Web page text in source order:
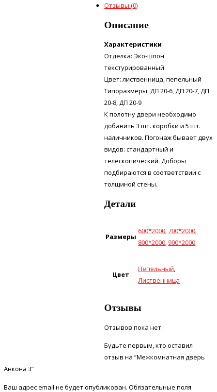
Отзывы (0)
Описание
Характеристики
Отделка: Эко-шпон
текстурированный
Цвет: лиственница, пепельный
Типоразмеры: ДП 20-6, ДП 20-7, ДП
20-8, ДП 20-9
К полотну двери необходимо
добавить 3 шт. коробки и 5 шт.
наличников. Погонаж бывает двух
видов: стандартный и
телескопический. Доборы
подбираются в соответствии с
толщиной стены.
Детали
Размеры
600*2000,700*2000,
800*2000,900*2000
Цвет
Пепельный,
Лиственница
Отзывы
Отзывов пока нет.
Будьте первым, кто оставил
отзыв на “Межкомнатная дверь
Анкона 3”
Ваш адрес email не будет опубликован. Обязательные поля